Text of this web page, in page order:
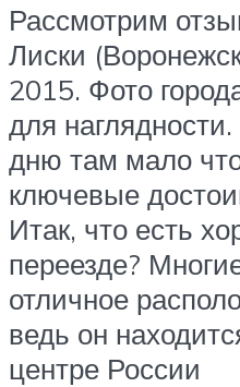
Рассмотрим
Лиски
2015. Фото
для
дню там мало
ключевые
Итак, что есть
переезде?
отличное
ведь он
центре России